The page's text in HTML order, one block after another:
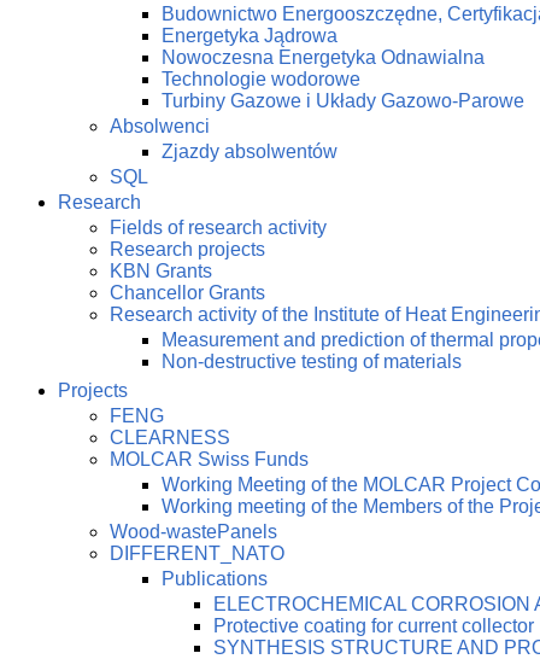
Budownictwo Energooszczędne,
Energetyka Jądrowa
Nowoczesna Energetyka Odnawialna
Technologie wodorowe
Turbiny Gazowe i Układy Gazowo-Parowe
Absolwenci
Zjazdy absolwentów
SQL
Research
Fields of research activity
Research projects
KBN Grants
Chancellor Grants
Research activity of the Institute of Heat
Measurement and prediction of thermal
Non-destructive testing of materials
Projects
FENG
CLEARNESS
MOLCAR Swiss Funds
Working Meeting of the MOLCAR Project
Working meeting of the Members of the
Wood-wastePanels
DIFFERENT_NATO
Publications
ELECTROCHEMICAL CORROSION
Protective coating for current
SYNTHESIS STRUCTURE AND